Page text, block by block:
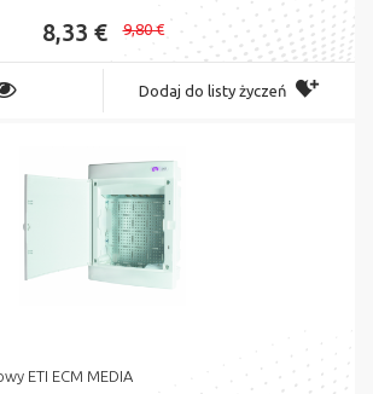
8,33 € 9,80 €
Dodaj do listy życzeń
ETI ECM MEDIA